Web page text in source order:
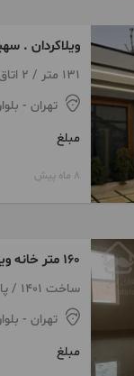
ویلاکردان .
اقساط مدرن
131 متر / 2 اتاق / ساخت 1404
تهران -
مبلغ
8 ماه پیش
بازسازی
ساخت 1401 / پارکینگ / انباری
تهران -
مبلغ